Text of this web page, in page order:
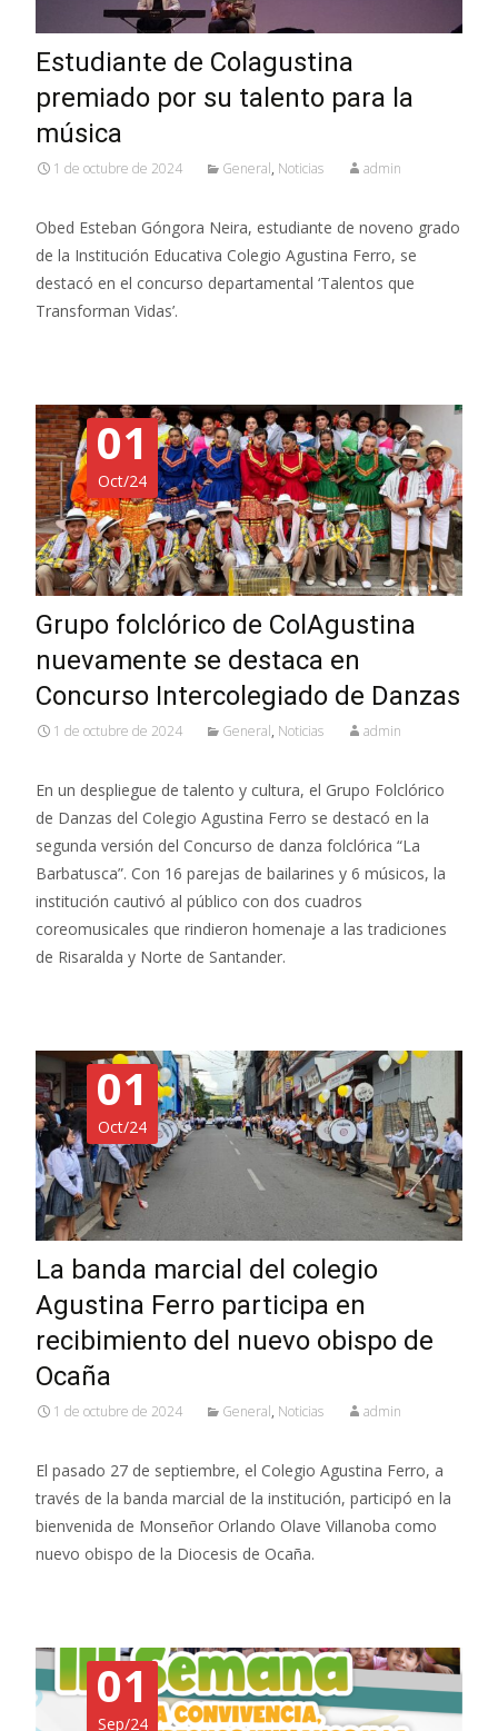
Estudiante de Colagustina
premiado por su talento para la
música
1 de octubre de 2024 General, Noticias admin
Obed Esteban Góngora Neira, estudiante de noveno grado
de la Institución Educativa Colegio Agustina Ferro, se
destacó en el concurso departamental ‘Talentos que
Transforman Vidas’.
01
Oct/24
Grupo folclórico de ColAgustina
nuevamente se destaca en
Concurso Intercolegiado de Danzas
1 de octubre de 2024 General, Noticias admin
En un despliegue de talento y cultura, el Grupo Folclórico
de Danzas del Colegio Agustina Ferro se destacó en la
segunda versión del Concurso de danza folclórica “La
Barbatusca”. Con 16 parejas de bailarines y 6 músicos, la
institución cautivó al público con dos cuadros
coreomusicales que rindieron homenaje a las tradiciones
de Risaralda y Norte de Santander.
01
Oct/24
La banda marcial del colegio
Agustina Ferro participa en
recibimiento del nuevo obispo de
Ocaña
1 de octubre de 2024 General, Noticias admin
El pasado 27 de septiembre, el Colegio Agustina Ferro, a
través de la banda marcial de la institución, participó en la
bienvenida de Monseñor Orlando Olave Villanoba como
nuevo obispo de la Diocesis de Ocaña.
01
Sep/24